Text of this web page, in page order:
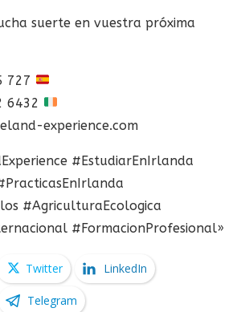
suerte en vuestra próxima
727
6432
experience.com
#EstudiarEnIrlanda
#AgriculturaEcologica
#FormacionProfesional»
Twitter LinkedIn
Telegram